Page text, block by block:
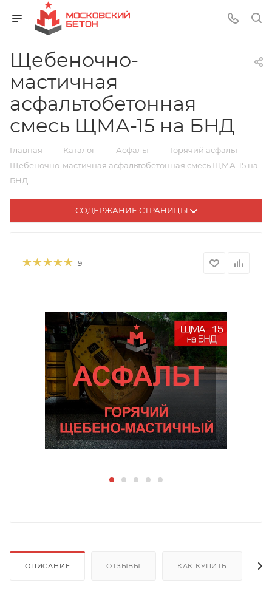
Щебеночно-
мастичная
асфальтобетонная
смесь ЩМА-15 на БНД
Главная — Каталог — Асфальт — Горячий асфальт —
Щебеночно-мастичная асфальтобетонная смесь ЩМА-15 на
БНД
СОДЕРЖАНИЕ СТРАНИЦЫ
9
ОПИСАНИЕ ОТЗЫВЫ КАК КУПИТЬ